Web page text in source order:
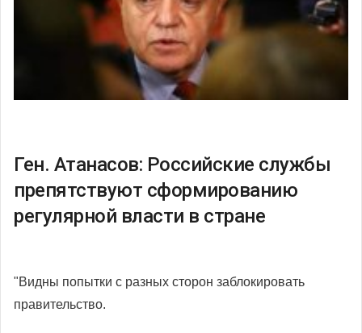
Ген. Атанасов: Российские службы
препятствуют сформированию
регулярной власти в стране
"Видны попытки с разных сторон заблокировать
правительство.